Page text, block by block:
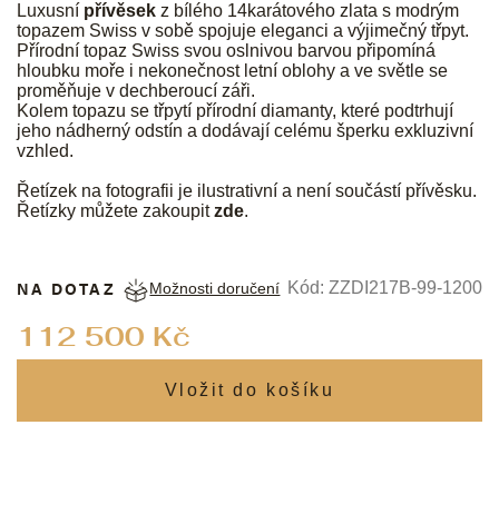
Luxusní přívěsek z bílého 14karátového zlata s modrým
topazem Swiss v sobě spojuje eleganci a výjimečný třpyt.
Přírodní topaz Swiss svou oslnivou barvou připomíná
hloubku moře i nekonečnost letní oblohy a ve světle se
proměňuje v dechberoucí záři.
Kolem topazu se třpytí přírodní diamanty, které podtrhují
jeho nádherný odstín a dodávají celému šperku exkluzivní
vzhled.
Řetízek na fotografii je ilustrativní a není součástí přívěsku.
Řetízky můžete zakoupitzde.
112 500 Kč
NA DOTAZ Možnosti doručení Kód: ZZDI217B-99-1200